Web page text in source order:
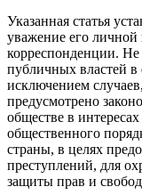
Указанная статья
уважение его
корреспонденции. Не
публичных властей в
исключением
предусмотрено
обществе в
общественного
страны, в целях
преступлений, для
защиты прав и